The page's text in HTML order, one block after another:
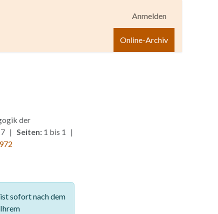
Anmelden
Online-Archiv
der
| Seiten:1 bis 1 |
sofort nach dem